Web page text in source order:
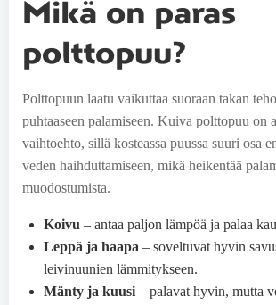
Mikä on paras
polttopuu?
Polttopuun laatu vaikuttaa suoraan takan
puhtaaseen palamiseen. Kuiva polttopuu on
vaihtoehto, sillä kosteassa puussa suuri osa
veden haihduttamiseen, mikä heikentää
muodostumista.
Koivu – antaa paljon lämpöä ja palaa
Leppä ja haapa – soveltuvat hyvin
leivinuunien lämmitykseen.
Mänty ja kuusi – palavat hyvin, mutta